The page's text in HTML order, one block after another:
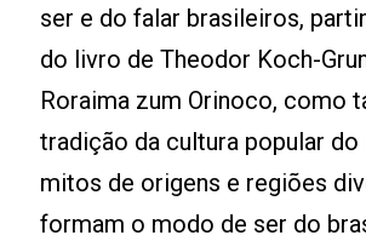
ser e do falar brasileiros,
do livro de Theodor Koch-
Roraima zum Orinoco, como
tradição da cultura popular do
mitos de origens e regiões
formam o modo de ser do